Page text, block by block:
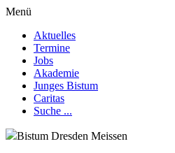
Menü
Aktuelles
Termine
Jobs
Akademie
Junges Bistum
Caritas
Suche ...
Bistum Dresden Meissen